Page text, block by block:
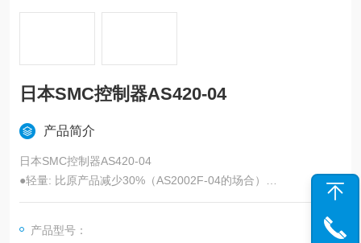
日本SMC控制器AS420-04
产品简介
日本SMC控制器AS420-04
●轻量: 比原产品减少30%（AS2002F-04的场合）
●配备节流阀（订制规格：-X214,-X21）
产品型号：